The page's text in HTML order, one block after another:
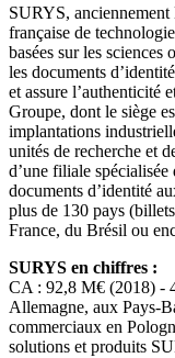
SURYS,
française de
basées sur les
les documents
et assure l’authenticité
Groupe, dont le siège
implantations
unités de recherche et
d’une filiale
documents d’identité
plus de 130 pays
France, du Brésil ou
SURYS en chiffres :
CA : 92,8 M€ (2018) -
Allemagne, aux Pays-
commerciaux en
solutions et produits